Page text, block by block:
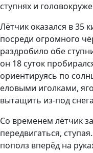
ступнях и
Лётчик оказался в 35
посреди огромного
раздробило обе
он 18 суток
ориентируясь по
еловыми иголками,
вытащить из-под
Со временем лётчик
передвигаться,
пополз вперёд на